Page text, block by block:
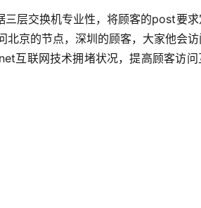
层交换机专业性，将顾客的post要求
京的节点，深圳的顾客，大家他会访
互联网技术拥堵状况，提高顾客访